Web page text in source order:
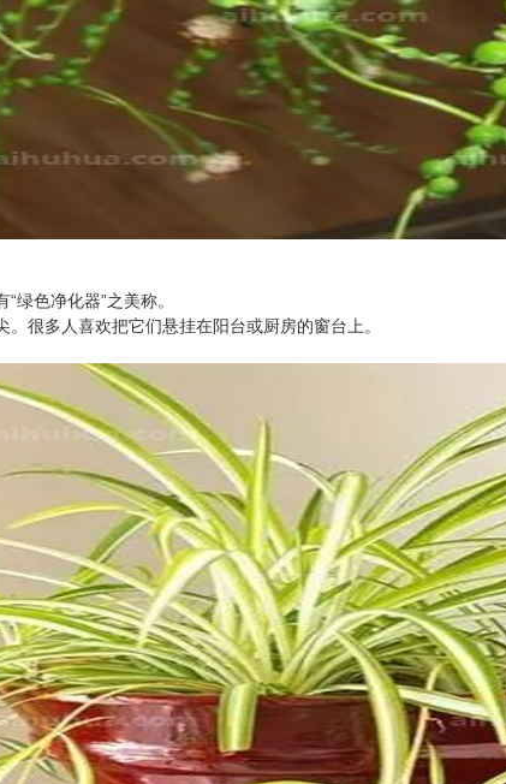
绿色净化器”之美称。
很多人喜欢把它们悬挂在阳台或厨房的窗台上。